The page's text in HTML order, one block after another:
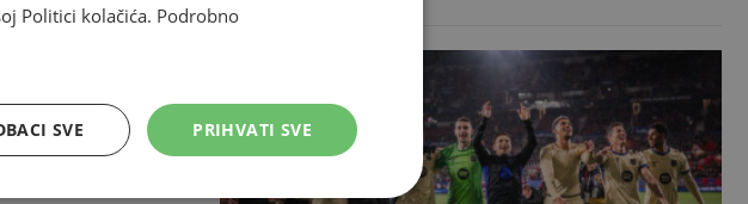
skliznuo i u treći
Politici kolačića. Podrobno
PRIHVATI SVE
SVE